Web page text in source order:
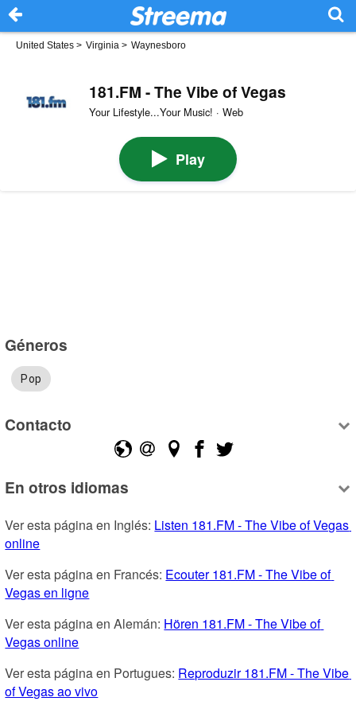
United States > Virginia > Waynesboro
181.FM - The Vibe of Vegas
Your Lifestyle...Your Music! · Web
Play
Géneros
Pop
Contacto
En otros idiomas
Ver esta página en Inglés: Listen 181.FM - The Vibe of Vegas
online
Ver esta página en Francés: Ecouter 181.FM - The Vibe of
Vegas en ligne
Ver esta página en Alemán: Hören 181.FM - The Vibe of
Vegas online
Ver esta página en Portugues: Reproduzir 181.FM - The Vibe
of Vegas ao vivo